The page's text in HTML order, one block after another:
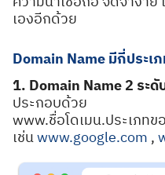
เองอีกด้วย
Domain Name มีกี่ประเ
1. Domain Name 2 ระดั
ประกอบด้วย
www.ชื่อโดเมน.ประเภทข
เช่นwww.google.com ,